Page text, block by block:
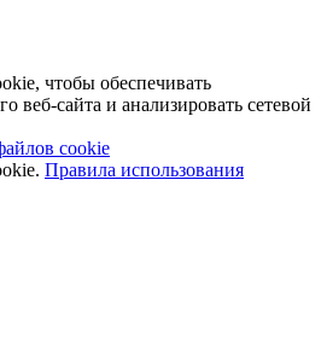
чтобы обеспечивать
веб-сайта и анализировать сетевой
cookie
Правила использования